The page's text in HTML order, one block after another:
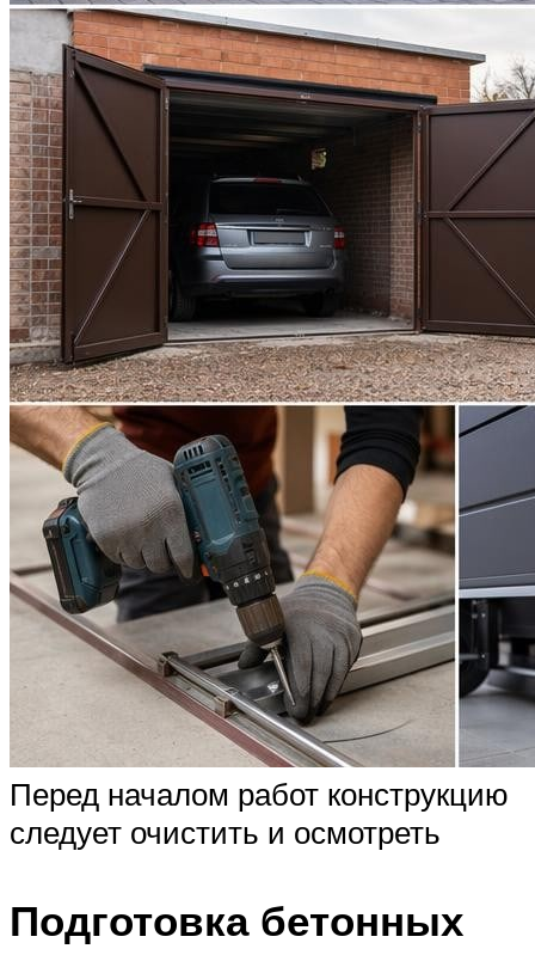
Перед началом работ конструкцию
следует очистить и осмотреть
Подготовка бетонных